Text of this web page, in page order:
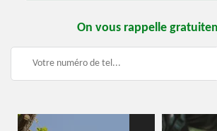
On vous rappelle